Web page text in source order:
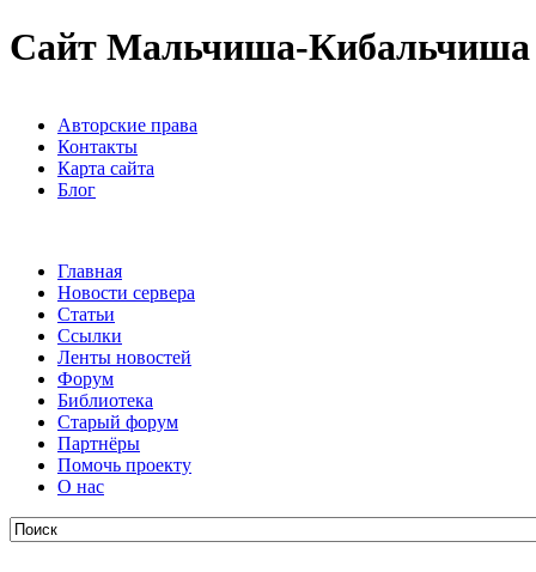
Сайт Мальчиша-Кибальчиша
Авторские права
Контакты
Карта сайта
Блог
Главная
Новости сервера
Статьи
Ссылки
Ленты новостей
Форум
Библиотека
Старый форум
Партнёры
Помочь проекту
О нас